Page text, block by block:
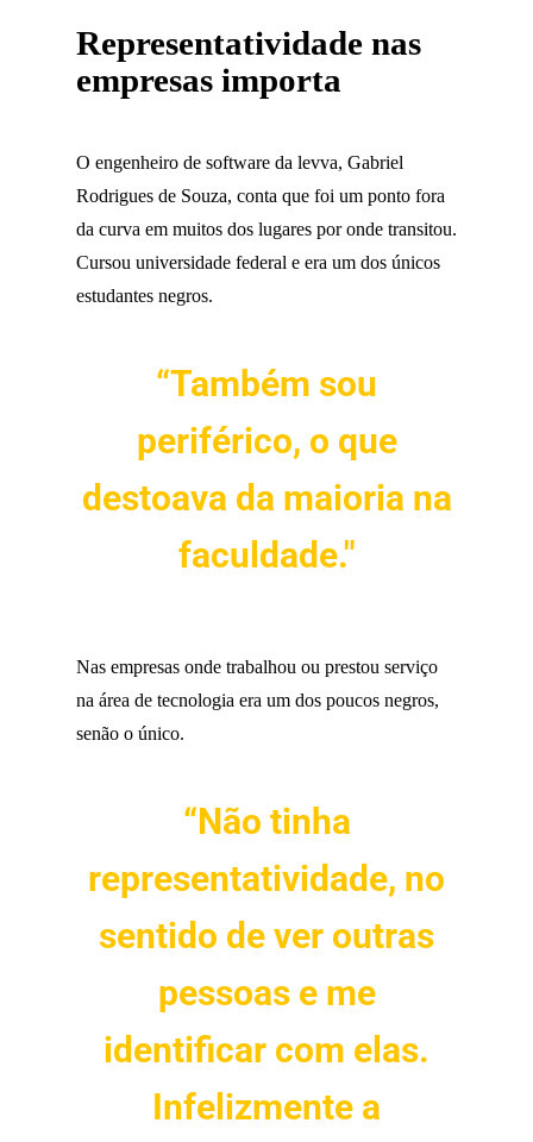
Representatividade nas
empresas importa
O engenheiro de software da levva, Gabriel
Rodrigues de Souza, conta que foi um ponto fora
da curva em muitos dos lugares por onde transitou.
Cursou universidade federal e era um dos únicos
estudantes negros.
“Também sou
periférico, o que
destoava da maioria na
faculdade."
Nas empresas onde trabalhou ou prestou serviço
na área de tecnologia era um dos poucos negros,
senão o único.
“Não tinha
representatividade, no
sentido de ver outras
pessoas e me
identificar com elas.
Infelizmente a